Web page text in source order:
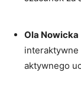
Ola Nowicka
interaktywne
aktywnego